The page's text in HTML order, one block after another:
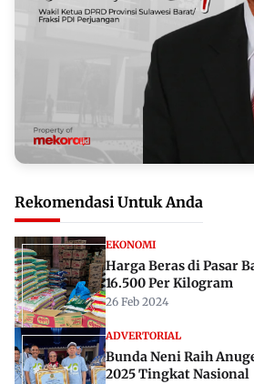
Rekomendasi Untuk Anda
EKONOMI
Harga Beras di Pasar
16.500 Per Kilogram
26 Feb 2024
ADVERTORIAL
Bunda Neni Raih
2025 Tingkat Nasional